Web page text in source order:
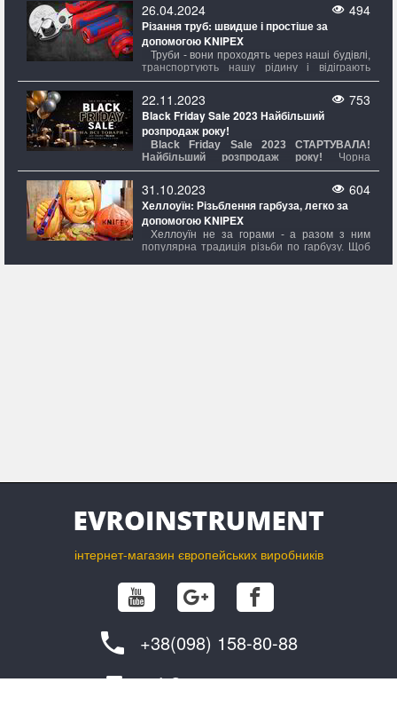
26.04.2024 494
Різання труб: швидше і простіше за
допомогою KNIPEX
Труби - вони проходять через наші будівлі,
транспортують нашу рідину і відіграють
вирішальну роль у численних галузях
промисловості. Від водопровідних та газових
труб до систем опалення та
кондиціонування, труби є незамінними
будівельними елементами нашого сучасного
світу.
22.11.2023 753
Black Friday Sale 2023 Найбільший
розпродаж року!
Black Friday Sale 2023 СТАРТУВAЛА!
Найбільший розпродаж року! Чорна
п’ятниця — найбільший розпродаж року,
який пройде з 23.11.23 до 30.11.23 в магазині
Evroinstrument.com. На вас чекають знижки
на всі товари. Чорна п’ятниця — той день,
коли можна зробити бажану покупку зі
знижкою на всі товари незалежно від суми
покупки.
31.10.2023 604
Хеллоуїн: Різьблення гарбуза, легко за
допомогою KNIPEX
Хеллоуїн не за горами - а разом з ним
популярна традиція різьби по гарбузу. Щоб
інтернет-магазин європейських виробників
+38(098) 158-80-88
info@evroinstrument.com